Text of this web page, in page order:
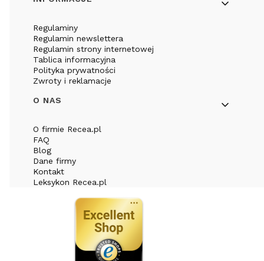
Regulaminy
Regulamin newslettera
Regulamin strony internetowej
Tablica informacyjna
Polityka prywatności
Zwroty i reklamacje
O NAS
O firmie Recea.pl
FAQ
Blog
Dane firmy
Kontakt
Leksykon Recea.pl